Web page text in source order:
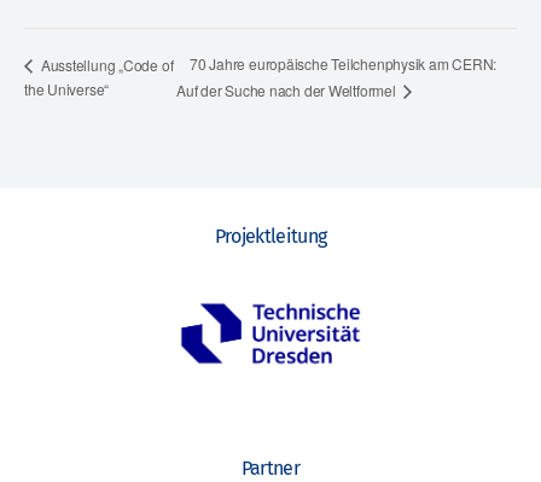
Ausstellung „Code of
the Universe“
70 Jahre europäische Teilchenphysik am CERN:
Auf der Suche nach der Weltformel
Projektleitung
Partner